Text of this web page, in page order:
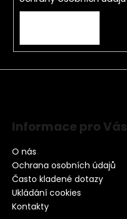
Informace pro Vás
O nás
Ochrana osobních údajů
Často kladené dotazy
Ukládání cookies
Kontakty